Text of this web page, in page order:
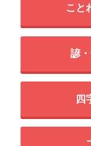
こと
諺
四